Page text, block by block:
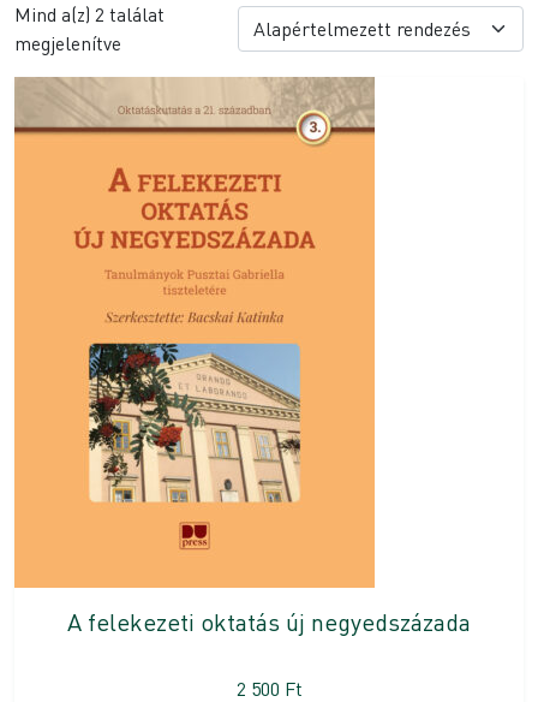
Mind a(z) 2 találat
megjelenítve
A felekezeti oktatás új negyedszázada
2 500 Ft